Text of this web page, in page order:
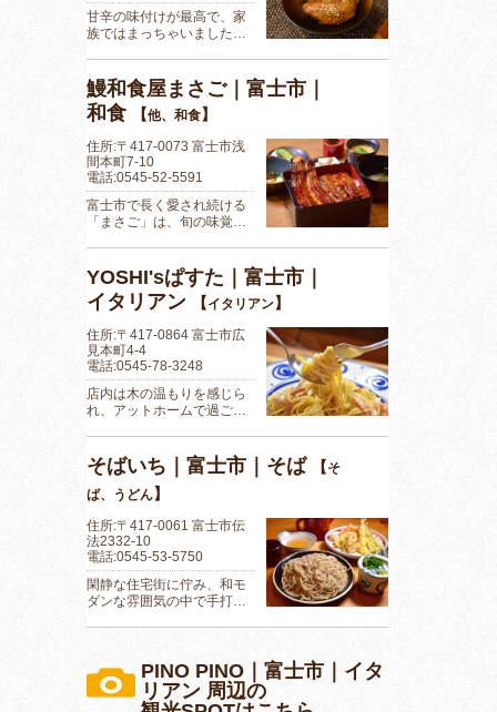
甘辛の味付けが最高で、家
族ではまっちゃいました…
鰻和食屋まさご｜富士市｜
和食
【他、和食】
住所:〒417-0073 富士市浅
間本町7-10
電話:0545-52-5591
富士市で長く愛され続ける
「まさご」は、旬の味覚…
YOSHI'sぱすた｜富士市｜
イタリアン
【イタリアン】
住所:〒417-0864 富士市広
見本町4-4
電話:0545-78-3248
店内は木の温もりを感じら
れ、アットホームで過ご…
そばいち｜富士市｜そば 【そ
ば、うどん】
住所:〒417-0061 富士市伝
法2332-10
電話:0545-53-5750
閑静な住宅街に佇み、和モ
ダンな雰囲気の中で手打…
PINO PINO｜富士市｜イタ
リアン 周辺の